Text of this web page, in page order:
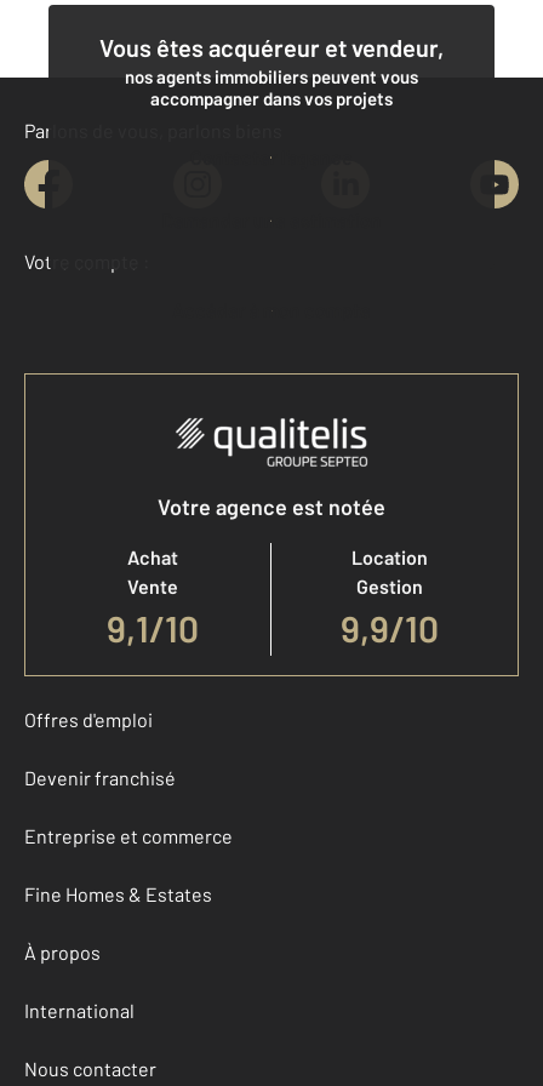
Vous êtes acquéreur et vendeur,
nos agents immobiliers peuvent vous
accompagner dans vos projets
Contacter l'agence
Demander une estimation
Parlons de vous, parlons biens
Votre compte :
Accéder à mon compte
Votre agence est notée
Achat
Vente
9,1/10
Location
Gestion
9,9/10
Offres d'emploi
Devenir franchisé
Entreprise et commerce
Fine Homes & Estates
À propos
International
Nous contacter